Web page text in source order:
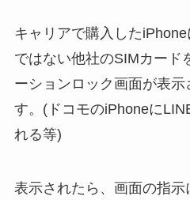
キャリアで購入した
ではない他社のSIMカード
ーションロック画面が表示
す。(ドコモのiPhoneに
れる等)
表示されたら、画面の指